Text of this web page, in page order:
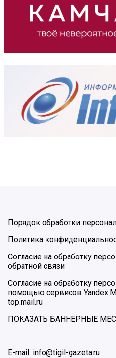
Порядок обработки
Политика
Согласие на обработку
обратной связи
Согласие на обработку
помощью сервисов
top.mail.ru
ПОКАЗАТЬ БАННЕРНЫЕ
E-mail: info@tigil-gazeta.ru